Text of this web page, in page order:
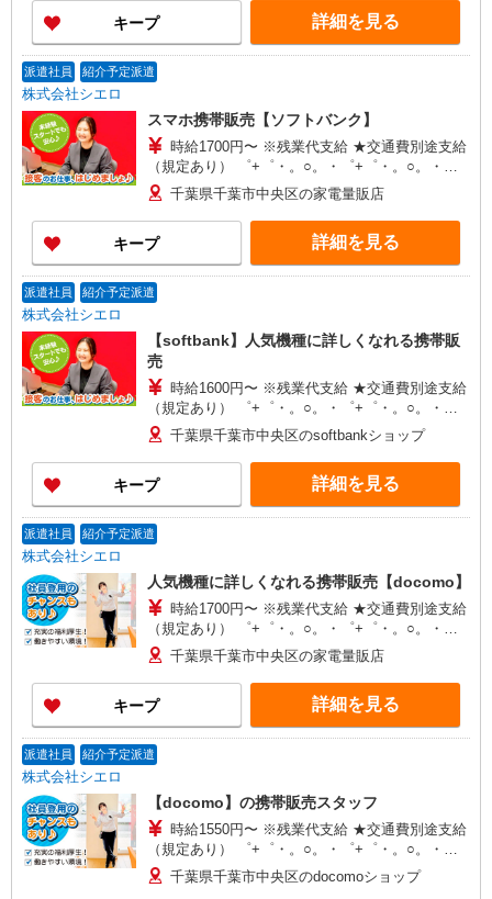
キープ 詳細を見る
派遣社員 紹介予定派遣
株式会社シエロ
スマホ携帯販売【ソフトバンク】
時給1700円〜 ※残業代支給 ★交通費別途支給
（規定あり） ゜+゜・。○。・゜+゜・。○。・゜
+゜ 入社祝い金10万円支給(規定有) お友達を紹介
頂くと, インセンティブ支給(規定有) ★月2回払
い・週払い可能（規程有）★ ゜・。○。・゜
+゜・。○。・゜+゜
千葉県千葉市中央区の家電量販店
キープ 詳細を見る
派遣社員 紹介予定派遣
株式会社シエロ
【softbank】人気機種に詳しくなれる携帯販
売
時給1600円〜 ※残業代支給 ★交通費別途支給
（規定あり） ゜+゜・。○。・゜+゜・。○。・゜
+゜ 入社祝い金10万円支給(規定有) お友達を紹介
頂くと, インセンティブ支給(規定有) ★月2回払
い・週払い可能（規程有）★ ゜・。○。・゜
+゜・。○。・゜+゜
千葉県千葉市中央区のsoftbankショップ
キープ 詳細を見る
派遣社員 紹介予定派遣
株式会社シエロ
人気機種に詳しくなれる携帯販売【docomo】
時給1700円〜 ※残業代支給 ★交通費別途支給
（規定あり） ゜+゜・。○。・゜+゜・。○。・゜
+゜ 入社祝い金10万円支給(規定有) お友達を紹介
頂くと, インセンティブ支給(規定有) ★月2回払
い・週払い可能（規程有）★ ゜・。○。・゜
+゜・。○。・゜+゜
千葉県千葉市中央区の家電量販店
キープ 詳細を見る
派遣社員 紹介予定派遣
株式会社シエロ
【docomo】の携帯販売スタッフ
時給1550円〜 ※残業代支給 ★交通費別途支給
（規定あり） ゜+゜・。○。・゜+゜・。○。・゜
+゜ 入社祝い金10万円支給(規定有) お友達を紹介
頂くと, インセンティブ支給(規定有) ★月2回払
千葉県千葉市中央区のdocomoショップ